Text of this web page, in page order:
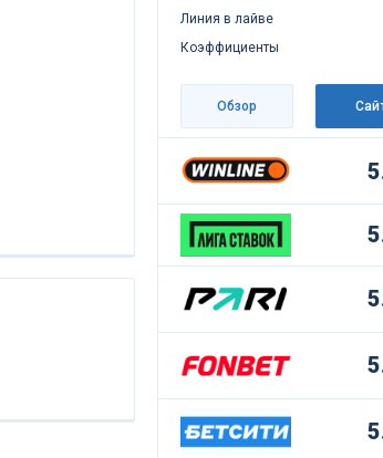
Линия в лайве
Коэффициенты
Обзор